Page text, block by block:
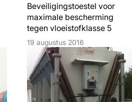
Beveiligingstoestel voor
maximale bescherming
tegen vloeistofklasse 5
19 augustus 2016